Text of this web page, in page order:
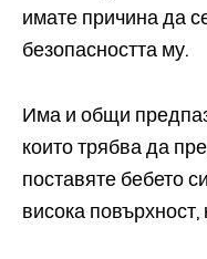
имате причина да
безопасността му.
Има и общи
които трябва да
поставяте бебето
висока